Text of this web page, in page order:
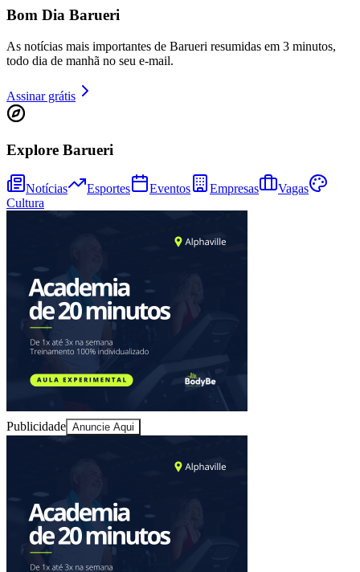
Vitória
Bom Dia Barueri
As notícias mais importantes de Barueri resumidas em 3 minutos,
todo dia de manhã no seu e-mail.
Assinar grátis
Explore Barueri
Notícias Esportes Eventos Empresas
Vagas
Cultura
Publicidade Anuncie Aqui